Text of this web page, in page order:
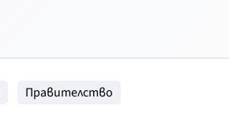
Правителство